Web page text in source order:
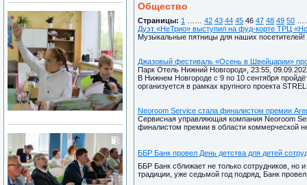
Общество
Страницы: 1 42 43 44 45 46 47 48 49 50
Дуэт «НеТрио» выступил на фуд-корте ТРЦ
Музыкальные пятницы для наших посетителей!
Джазовый фестиваль «Осень в Швейцарии»
Парк Отель Нижний Новгород», 23:55,
В Нижнем Новгороде с 9 по 10 сентября
организуется в рамках крупного проекта
Neoroom Service стала финалистом премии
Сервисная управляющая компания Neoroom
финалистом премии в области коммерческой
ББР Банк провел День детства для детей
ББР Банк сближает не только сотрудников, но
традиции, уже седьмой год подряд, Банк